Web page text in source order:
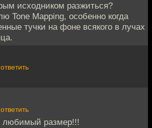
исходником разжиться?
Tone Mapping, особенно когда
тучки на фоне всякого в лучах
ответить
ответить
любимый размер!!!